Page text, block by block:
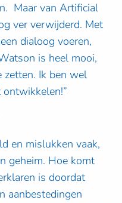
Maar van Artificial
ver verwijderd. Met
dialoog voeren,
is heel mooi,
zetten. Ik ben wel
en mislukken vaak,
geheim. Hoe komt
is doordat
aanbestedingen